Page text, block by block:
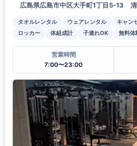
広島県広島市中区大手町1丁目5-13
タオルレンタル ウェアレンタル キャン
ロッカー
体組成計 子連れOK 無料体
営業時間
7:00〜23:00